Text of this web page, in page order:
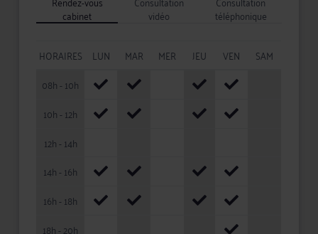
cabinet vidéo téléphonique
HORAIRES LUN MAR MER JEU VEN
SAM
08h - 10h
10h - 12h
12h - 14h
14h - 16h
16h - 18h
18h - 20h